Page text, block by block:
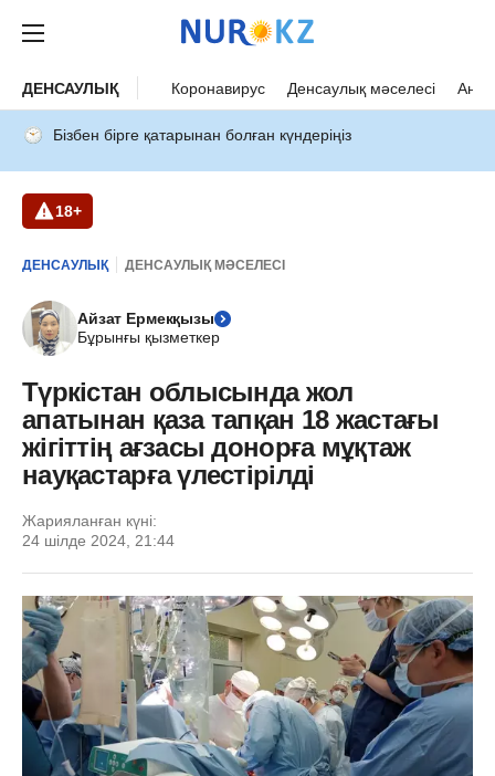
ДЕНСАУЛЫҚ Коронавирус Денсаулық мәселесі Ана
Бізбен бірге қатарынан болған күндеріңіз
18+
ДЕНСАУЛЫҚ ДЕНСАУЛЫҚ МӘСЕЛЕСІ
Айзат Ермекқызы
Бұрынғы қызметкер
Түркістан облысында жол
апатынан қаза тапқан 18 жастағы
жігіттің ағзасы донорға мұқтаж
науқастарға үлестірілді
Жарияланған күні:
24 шілде 2024, 21:44